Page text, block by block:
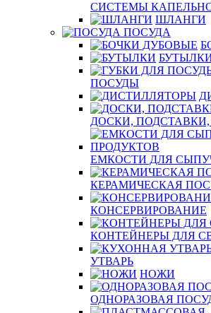
СИСТЕМЫ
ШЛАНГИ
ПОСУДА
ПОСУДЫ
ДОСКИ,
ЕМКОСТИ ДЛЯ
КЕРАМИЧЕСКАЯ
КОНСЕРВИРОВАНИЕ
КОНТЕЙНЕРЫ ДЛЯ
УТВАРЬ
НОЖИ
ОДНОРАЗОВАЯ